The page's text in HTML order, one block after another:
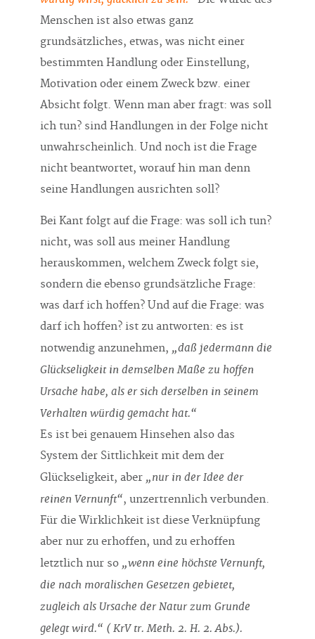
Menschen ist also etwas ganz
grundsätzliches, etwas, was nicht einer
bestimmten Handlung oder Einstellung,
Motivation oder einem Zweck bzw. einer
Absicht folgt. Wenn man aber fragt: was soll
ich tun? sind Handlungen in der Folge nicht
unwahrscheinlich. Und noch ist die Frage
nicht beantwortet, worauf hin man denn
seine Handlungen ausrichten soll?
Bei Kant folgt auf die Frage: was soll ich tun?
nicht, was soll aus meiner Handlung
herauskommen, welchem Zweck folgt sie,
sondern die ebenso grundsätzliche Frage:
was darf ich hoffen? Und auf die Frage: was
darf ich hoffen? ist zu antworten: es ist
notwendig anzunehmen, „daß jedermann die
Glückseligkeit in demselben Maße zu hoffen
Ursache habe, als er sich derselben in seinem
Verhalten würdig gemacht hat.“
Es ist bei genauem Hinsehen also das
System der Sittlichkeit mit dem der
Glückseligkeit, aber „nur in der Idee der
reinen Vernunft“, unzertrennlich verbunden.
Für die Wirklichkeit ist diese Verknüpfung
aber nur zu erhoffen, und zu erhoffen
letztlich nur so „wenn eine höchste Vernunft,
die nach moralischen Gesetzen gebietet,
zugleich als Ursache der Natur zum Grunde
gelegt wird.“ ( KrV tr. Meth. 2. H. 2. Abs.).